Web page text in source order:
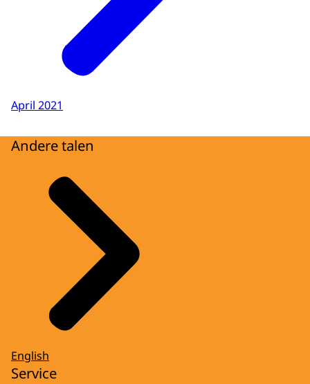
April 2021
Andere talen
English
Service